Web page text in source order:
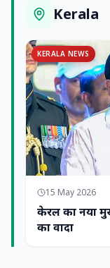
Kerala
KERALA NEWS
15 May 2026
केरल का नया
का वादा